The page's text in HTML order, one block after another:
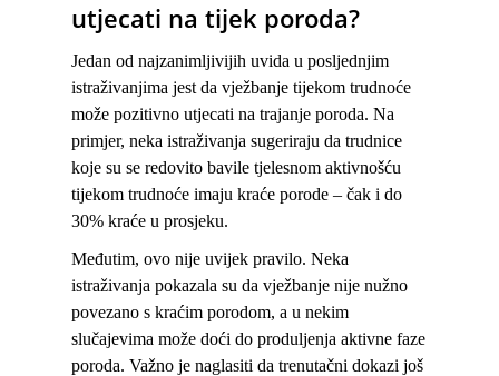
utjecati na tijek poroda?
Jedan od najzanimljivijih uvida u posljednjim
istraživanjima jest da vježbanje tijekom trudnoće
može pozitivno utjecati na trajanje poroda. Na
primjer, neka istraživanja sugeriraju da trudnice
koje su se redovito bavile tjelesnom aktivnošću
tijekom trudnoće imaju kraće porode – čak i do
30% kraće u prosjeku.
Međutim, ovo nije uvijek pravilo. Neka
istraživanja pokazala su da vježbanje nije nužno
povezano s kraćim porodom, a u nekim
slučajevima može doći do produljenja aktivne faze
poroda. Važno je naglasiti da trenutačni dokazi još